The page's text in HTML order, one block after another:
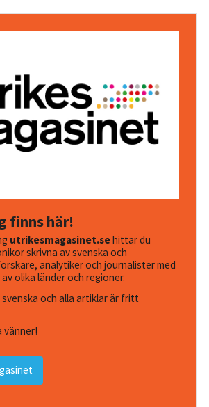
finns här!
utrikesmagasinet.sehittar du
skrivna av svenska och
analytiker och journalister med
olika länder och regioner.
och alla artiklar är fritt
vänner!